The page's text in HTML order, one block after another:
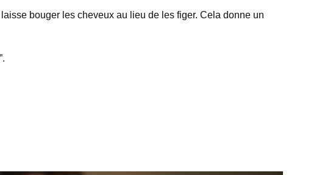
bouger les cheveux au lieu de les figer. Cela donne un